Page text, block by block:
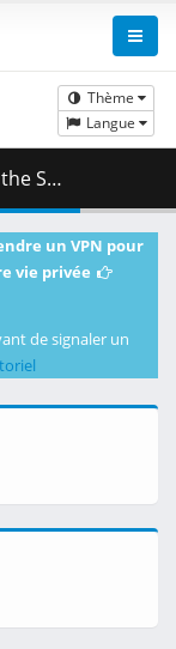
Thème
Langue
( 353.63 MB )
un VPN pour
vie privée
de signaler un